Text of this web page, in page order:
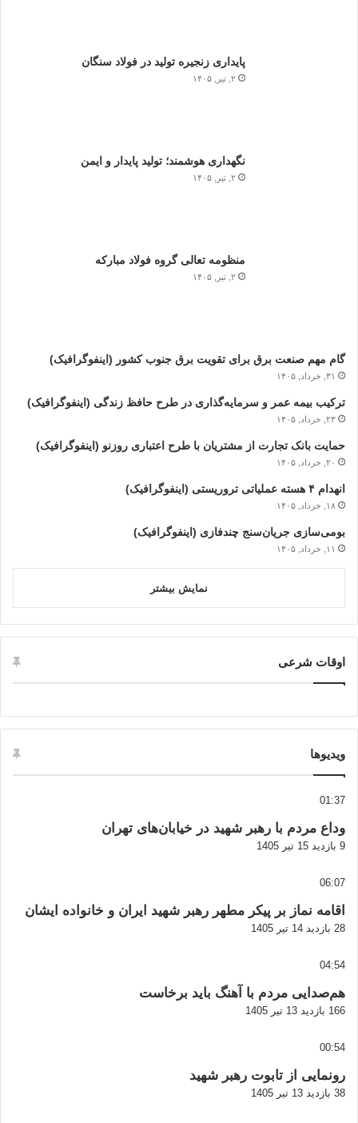
پایداری زنجیره تولید در فولاد سنگان
۲, تیر, ۱۴۰۵
نگهداری هوشمند؛ تولید پایدار و ایمن
۲, تیر, ۱۴۰۵
منظومه تعالی گروه فولاد مبارکه
۲, تیر, ۱۴۰۵
گام مهم صنعت برق برای تقویت برق جنوب کشور (اینفوگرافیک)
۳۱, خرداد, ۱۴۰۵
ترکیب بیمه عمر و سرمایه‌گذاری در طرح حافظ زندگی (اینفوگرافیک)
۲۳, خرداد, ۱۴۰۵
حمایت بانک تجارت از مشتریان با طرح اعتباری روزنو (اینفوگرافیک)
۲۰, خرداد, ۱۴۰۵
انهدام ۴ هسته عملیاتی تروریستی (اینفوگرافیک)
۱۸, خرداد, ۱۴۰۵
بومی‌سازی جریان‌سنج چندفازی (اینفوگرافیک)
۱۱, خرداد, ۱۴۰۵
نمایش بیشتر
اوقات شرعی
ویدیوها
01:37
وداع مردم با رهبر شهید در خیابان‌های تهران
9 بازدید 15 تیر 1405
06:07
اقامه نماز بر پیکر مطهر رهبر شهید ایران و خانواده ایشان
28 بازدید 14 تیر 1405
04:54
هم‌صدایی مردم با آهنگ باید برخاست
166 بازدید 13 تیر 1405
00:54
رونمایی از تابوت رهبر شهید
38 بازدید 13 تیر 1405